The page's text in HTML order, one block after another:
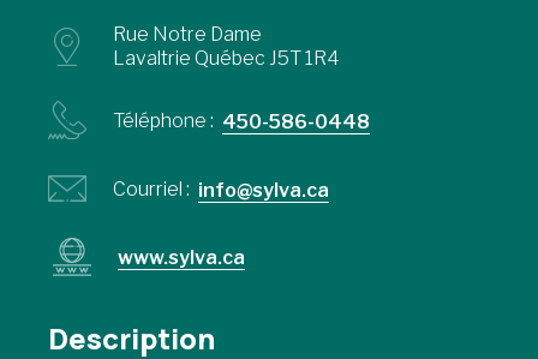
Rue Notre Dame
Lavaltrie Québec J5T 1R4
Téléphone : 450-586-0448
Courriel : info@sylva.ca
www.sylva.ca
Description